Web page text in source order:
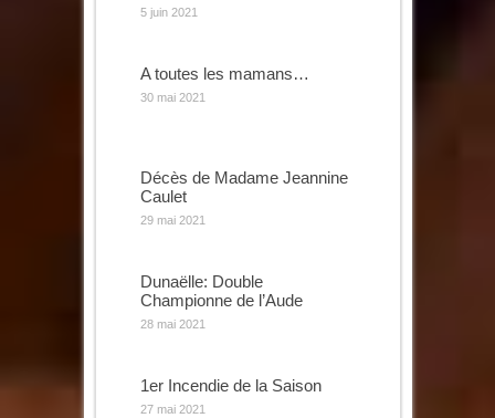
5 juin 2021
A toutes les mamans…
30 mai 2021
Décès de Madame Jeannine
Caulet
29 mai 2021
Dunaëlle: Double
Championne de l’Aude
28 mai 2021
1er Incendie de la Saison
27 mai 2021